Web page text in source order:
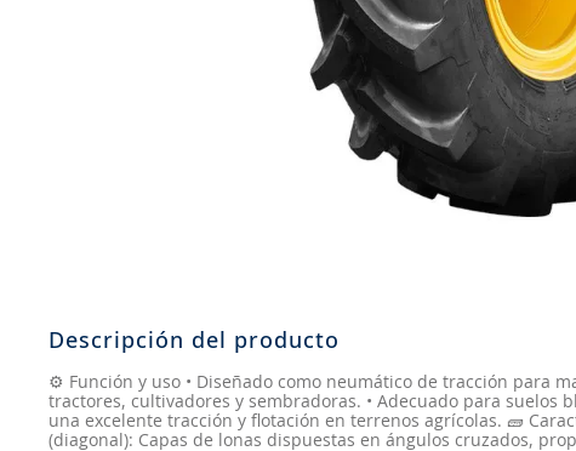
Descripción del producto
⚙️ Función y uso • Diseñado como neumático de tracción para
tractores, cultivadores y sembradoras. • Adecuado para suelos
una excelente tracción y flotación en terrenos agrícolas. 🧱
(diagonal): Capas de lonas dispuestas en ángulos cruzados,